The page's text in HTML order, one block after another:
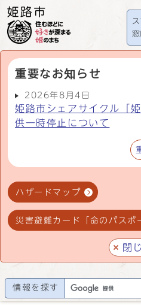
窓
重要なお知らせ
2026年8月4日
姫路市シェアサイクル「
供一時停止について
ハザードマップ
災害避難カード「命のパスポ
閉
情報を探す